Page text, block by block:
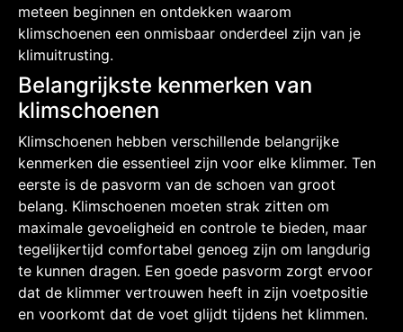
meteen beginnen en ontdekken waarom
klimschoenen een onmisbaar onderdeel zijn van je
klimuitrusting.
Belangrijkste kenmerken van
klimschoenen
Klimschoenen hebben verschillende belangrijke
kenmerken die essentieel zijn voor elke klimmer. Ten
eerste is de pasvorm van de schoen van groot
belang. Klimschoenen moeten strak zitten om
maximale gevoeligheid en controle te bieden, maar
tegelijkertijd comfortabel genoeg zijn om langdurig
te kunnen dragen. Een goede pasvorm zorgt ervoor
dat de klimmer vertrouwen heeft in zijn voetpositie
en voorkomt dat de voet glijdt tijdens het klimmen.